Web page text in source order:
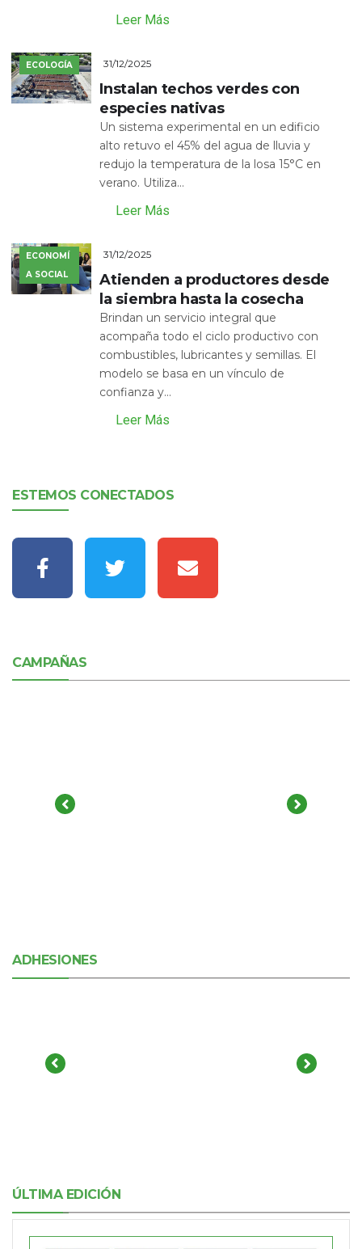
Leer Más
ECOLOGÍA 31/12/2025
Instalan techos verdes con
especies nativas
Un sistema experimental en un edificio
alto retuvo el 45% del agua de lluvia y
redujo la temperatura de la losa 15°C en
verano. Utiliza...
Leer Más
ECONOMÍ
A SOCIAL
31/12/2025
Atienden a productores desde
la siembra hasta la cosecha
Brindan un servicio integral que
acompaña todo el ciclo productivo con
combustibles, lubricantes y semillas. El
modelo se basa en un vínculo de
confianza y...
Leer Más
ESTEMOS CONECTADOS
CAMPAÑAS
ADHESIONES
ÚLTIMA EDICIÓN